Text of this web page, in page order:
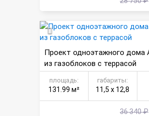
Проект одноэтажного дома
из газоблоков с террасой
площадь:
131.99 м²
габариты:
11,5 х 12,8
36 340 ₽